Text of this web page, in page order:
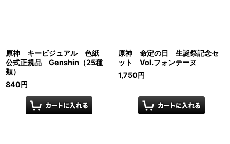
原神 キービジュアル 色紙
公式正規品 Genshin（25種
類）
840円
原神 命定の日 生誕祭記念セ
ット Vol.フォンテーヌ
1,750円